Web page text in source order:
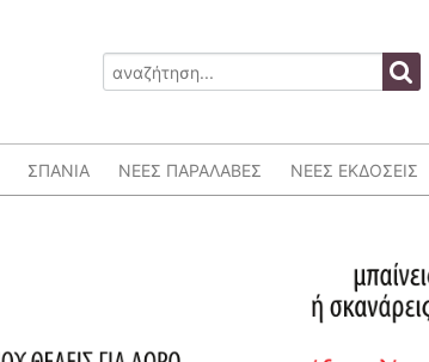
ΣΠΑΝΙΑ ΝΕΕΣ ΠΑΡΑΛΑΒΕΣ ΝΕΕΣ ΕΚΔΟΣΕΙΣ